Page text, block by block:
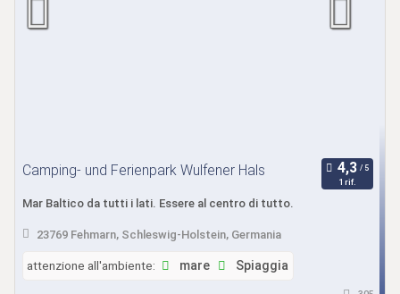
Camping- und Ferienpark Wulfener Hals
1 rif.
Mar Baltico da tutti i lati. Essere al centro di tutto.
23769 Fehmarn, Schleswig-Holstein, Germania
attenzione all'ambiente: mare Spiaggia